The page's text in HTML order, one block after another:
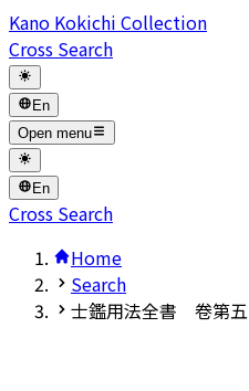
Kano Kokichi Collection
Cross Search
En
Open menu
En
Cross Search
Home
Search
士鑑用法全書 卷第五